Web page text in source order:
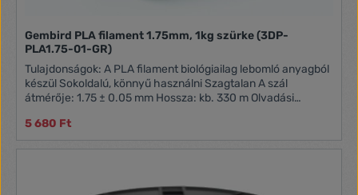
Gembird PLA filament 1.75mm, 1kg szürke (3DP-
PLA1.75-01-GR)
Tulajdonságok: A PLA filament biológiailag lebomló anyagból
készül Sokoldalú, könnyű használni Szagtalan A szál
átmérője: 1.75 ± 0.05 mm Hossza: kb. 330 m Olvadási
5 680 Ft